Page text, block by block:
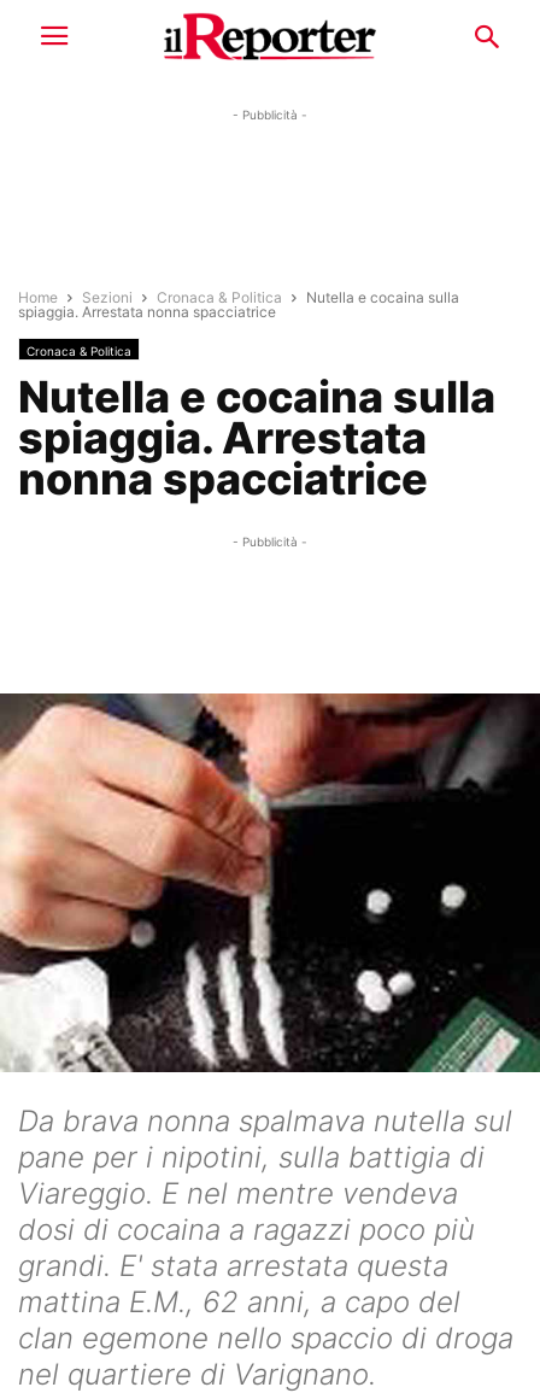
- Pubblicità -
Home Sezioni Cronaca & Politica
Nutella e cocaina sulla
spiaggia. Arrestata nonna spacciatrice
Cronaca & Politica
Nutella e cocaina sulla
spiaggia. Arrestata
nonna spacciatrice
- Pubblicità -
Da brava nonna spalmava nutella sul
pane per i nipotini, sulla battigia di
Viareggio. E nel mentre vendeva
dosi di cocaina a ragazzi poco più
grandi. E' stata arrestata questa
mattina E.M., 62 anni, a capo del
clan egemone nello spaccio di droga
nel quartiere di Varignano.